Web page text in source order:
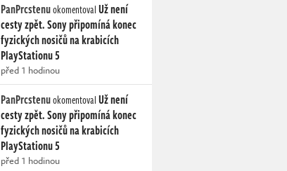
PanPrcstenuokomentovalUž není
cesty zpět. Sony připomíná konec
fyzických nosičů na krabicích
PlayStationu 5
před 1 hodinou
PanPrcstenuokomentovalUž není
cesty zpět. Sony připomíná konec
fyzických nosičů na krabicích
PlayStationu 5
před 1 hodinou